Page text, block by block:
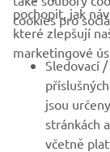
B2B
VÍCE YAMAHA
PODPORA
pochopit, jak
které zlepšují
marketingové
cookies pro
Sledovací
jsou
stránkách
včetně